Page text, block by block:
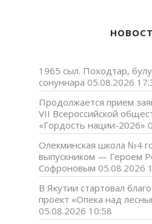
1965 сыл. Походтар,
сонуннара 05.08.2026
Продолжается прием
VII Всероссийской
«Гордость нации-2026»
Олекминская школа №4
выпускником — Героем
Софроновым 05.08.2026
В Якутии стартовал
проект «Опека над
05.08.2026 10:58